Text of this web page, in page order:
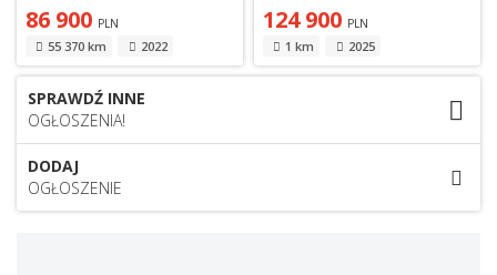
86 900 PLN
55 370 km 2022
124 900 PLN
1 km 2025
SPRAWDŹ INNE
OGŁOSZENIA!
DODAJ
OGŁOSZENIE